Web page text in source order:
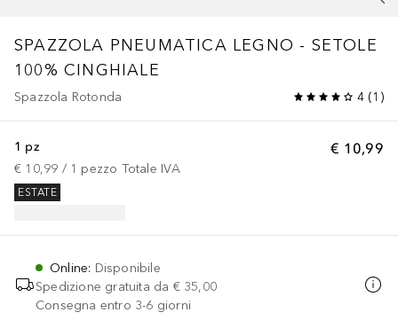
SPAZZOLA PNEUMATICA LEGNO - SETOLE
100% CINGHIALE
Spazzola Rotonda 4 (1 )
€ 10,99
1 pz
€ 10,99 / 1 pezzo Totale IVA
ESTATE
Online: Disponibile
Spedizione gratuita da € 35,00
Consegna entro 3-6 giorni